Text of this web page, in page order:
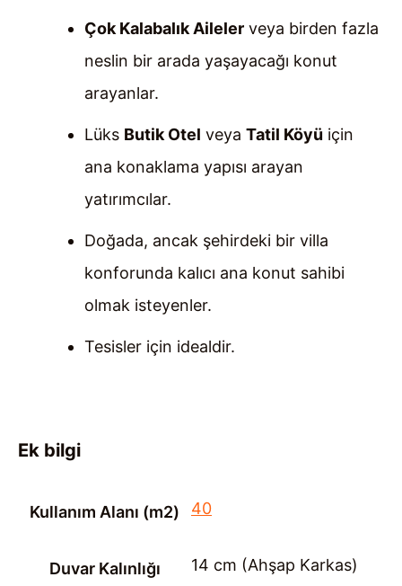
Çok Kalabalık Aileler veya birden fazla
neslin bir arada yaşayacağı konut
arayanlar.
Lüks Butik Otel veya Tatil Köyü için
ana konaklama yapısı arayan
yatırımcılar.
Doğada, ancak şehirdeki bir villa
konforunda kalıcı ana konut sahibi
olmak isteyenler.
Tesisler için idealdir.
Ek bilgi
Kullanım Alanı (m2) 40
Duvar Kalınlığı 14 cm (Ahşap Karkas)